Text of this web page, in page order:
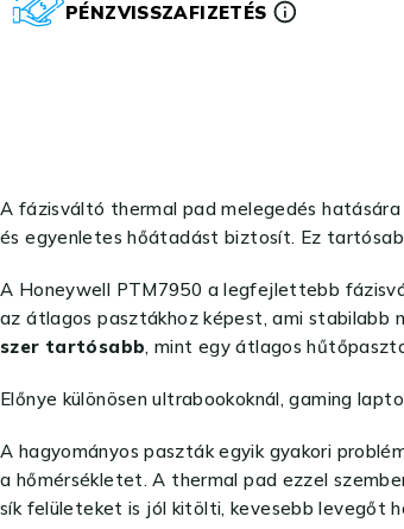
PÉNZVISSZAFIZETÉS
A fázisváltó thermal pad melegedés
és egyenletes hőátadást biztosít. Ez
A Honeywell PTM7950 a legfejlettebb
az átlagos pasztákhoz képest, ami
szer tartósabb, mint egy átlagos
Előnye különösen ultrabookoknál, gaming
A hagyományos paszták egyik gyakori
a hőmérsékletet. A thermal pad ezzel
sík felületeket is jól kitölti, kevesebb levegőt